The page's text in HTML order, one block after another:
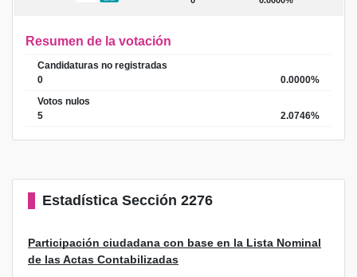
Resumen de la votación
Candidaturas no registradas
0
0.0000%
Votos nulos
5
2.0746%
Estadística Sección 2276
Participación ciudadana con base en la Lista Nominal
de las Actas Contabilizadas